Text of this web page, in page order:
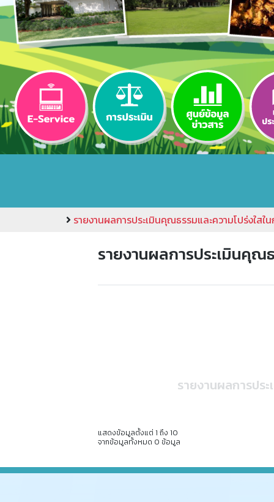
รายงานผลการประเมินคุณธรรมและความโปร่งใส
รายงานผลการประเมินคุณ
รายงานผลการปร
แสดงข้อมูลตั้งแต่ 1 ถึง 10
จากข้อมูลทั้งหมด 0 ข้อมูล